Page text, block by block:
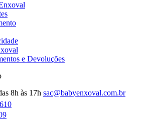
e Devoluções
8h às 17h sac@babyenxoval.com.br